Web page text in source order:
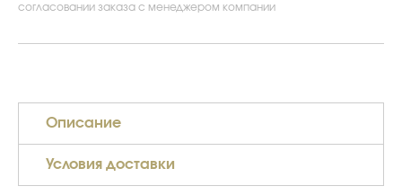
согласовании заказа с менеджером компании
Описание
Условия доставки